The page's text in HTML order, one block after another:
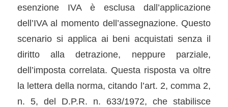
esenzione IVA è esclusa dall’applicazione
dell’IVA al momento dell’assegnazione. Questo
scenario si applica ai beni acquistati senza il
diritto alla detrazione, neppure parziale,
dell’imposta correlata. Questa risposta va oltre
la lettera della norma, citando l’art. 2, comma 2,
n. 5, del D.P.R. n. 633/1972, che stabilisce